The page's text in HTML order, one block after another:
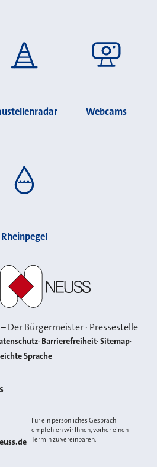
Webcams
Rheinpegel
– Der Bürgermeister · Pressestelle
Barrierefreiheit Sitemap
Sprache
Für ein persönliches Gespräch
empfehlen wir Ihnen, vorher einen
Termin zu vereinbaren.